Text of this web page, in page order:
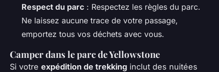
Respect du parc : Respectez les règles du parc.
Ne laissez aucune trace de votre passage,
emportez tous vos déchets avec vous.
Camper dans le parc de Yellowstone
Si votre expédition de trekking inclut des nuitées